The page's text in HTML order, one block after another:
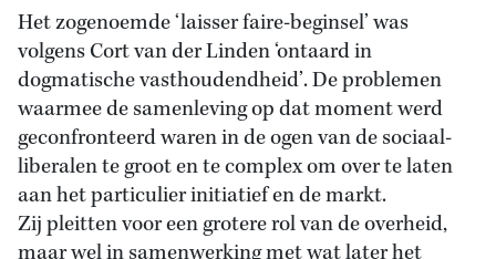
Het zogenoemde ‘laisser faire-beginsel’ was
volgens Cort van der Linden ‘ontaard in
dogmatische vasthoudendheid’. De problemen
waarmee de samenleving op dat moment werd
geconfronteerd waren in de ogen van de sociaal-
liberalen te groot en te complex om over te laten
aan het particulier initiatief en de markt.
Zij pleitten voor een grotere rol van de overheid,